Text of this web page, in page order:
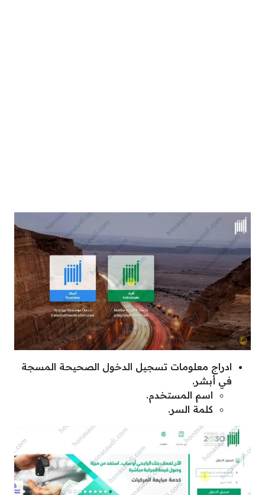
ادراج معلومات تسجيل الدخول الصحيحة المسجة
في أبشر.
اسم المستخدم.
كلمة السر.